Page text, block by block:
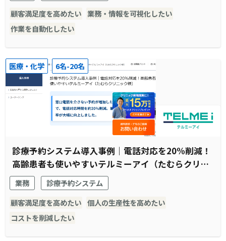
顧客満足度を高めたい 業務・情報を可視化したい
作業を自動化したい
医療・化学 6名-20名
診療予約システム導入事例｜電話対応を20%削減！
高齢患者も使いやすいテルミーアイ（たむらクリニ
ック様）
業務
診療予約システム
顧客満足度を高めたい 個人の生産性を高めたい
コストを削減したい